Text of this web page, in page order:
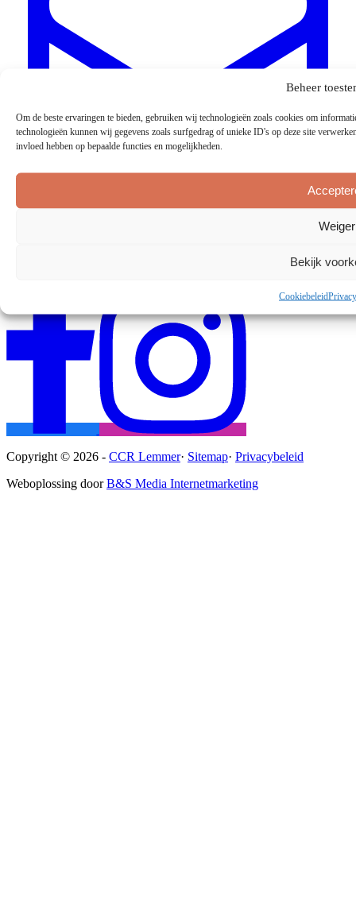
Beheer
Om de beste ervaringen te bieden, gebruiken wij technologieën zoals cookies om
technologieën kunnen wij gegevens zoals surfgedrag of unieke ID's op deze site
invloed hebben op bepaalde functies en mogelijkheden.
Weiger
Bekijk
Cookiebeleid
Copyright © 2026 - CCR Lemmer· Sitemap· Privacybeleid
Weboplossing doorB&S Media Internetmarketing